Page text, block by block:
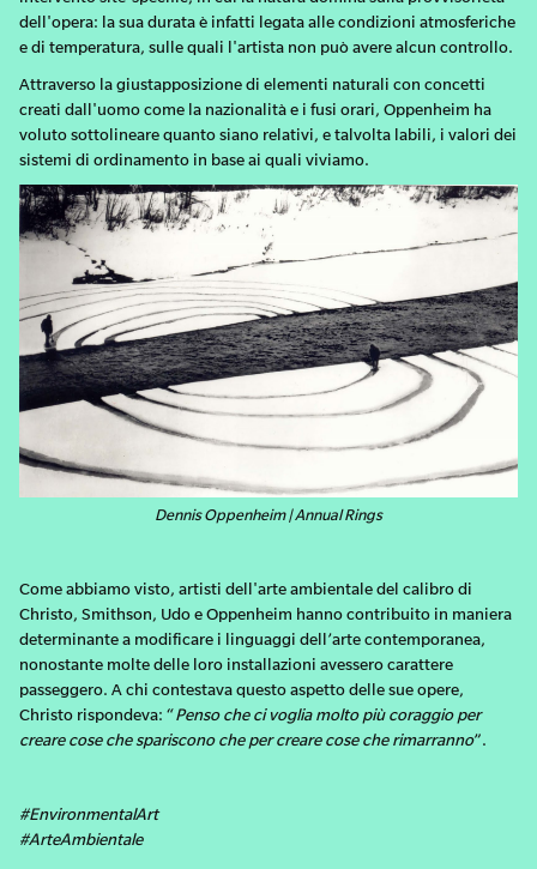
dell'opera: la sua durata è infatti legata alle condizioni atmosferiche
e di temperatura, sulle quali l'artista non può avere alcun controllo.
Attraverso la giustapposizione di elementi naturali con concetti
creati dall'uomo come la nazionalità e i fusi orari, Oppenheim ha
voluto sottolineare quanto siano relativi, e talvolta labili, i valori dei
sistemi di ordinamento in base ai quali viviamo.
Dennis Oppenheim | Annual Rings
Come abbiamo visto, artisti dell'arte ambientale del calibro di
Christo, Smithson, Udo e Oppenheim hanno contribuito in maniera
determinante a modificare i linguaggi dell’arte contemporanea,
nonostante molte delle loro installazioni avessero carattere
passeggero. A chi contestava questo aspetto delle sue opere,
Christo rispondeva: “Penso che ci voglia molto più coraggio per
creare cose che spariscono che per creare cose che rimarranno”.
#EnvironmentalArt
#ArteAmbientale